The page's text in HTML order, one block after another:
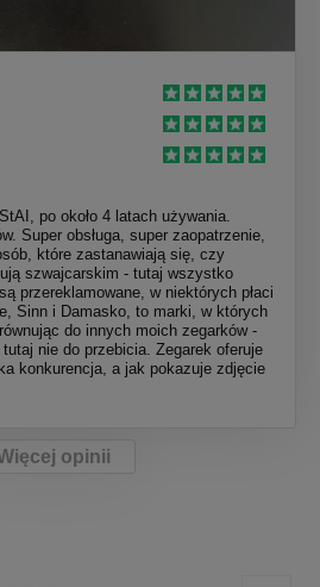
po około 4 latach używania.
Super obsługa, super zaopatrzenie,
które zastanawiają się, czy
szwajcarskim - tutaj wszystko
przereklamowane, w niektórych płaci
Sinn i Damasko, to marki, w których
do innych moich zegarków -
nie do przebicia. Zegarek oferuje
konkurencja, a jak pokazuje zdjęcie
opinii